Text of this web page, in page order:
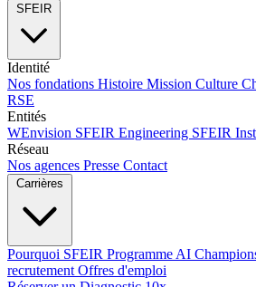
SFEIR
Identité
Nos fondations Histoire Mission Culture
RSE
Entités
WEnvision SFEIR Engineering SFEIR
Réseau
Nos agences Presse Contact
Carrières
Pourquoi SFEIR Programme AI
recrutement Offres d'emploi